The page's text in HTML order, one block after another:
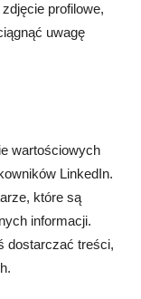
profilowe,
uwagę
wartościowych
LinkedIn.
które są
informacji.
dostarczać treści,